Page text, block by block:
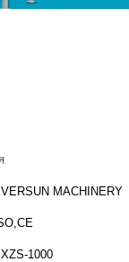
MACHINERY
1000